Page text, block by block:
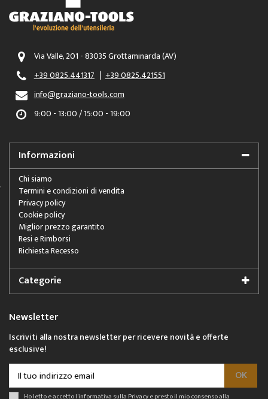
Via Valle, 201 - 83035 Grottaminarda (AV)
+39 0825.441317|+39 0825.421551
info@graziano-tools.com
9:00 - 13:00 / 15:00 - 19:00
Informazioni
Chi siamo
Termini e condizioni di vendita
Privacy policy
Cookie policy
Miglior prezzo garantito
Resi e Rimborsi
Richiesta Recesso
Categorie
Newsletter
Iscriviti alla nostra newsletter per ricevere novità e offerte
esclusive!
Ho letto e accetto l'informativa sulla Privacye presto il mio consenso alla